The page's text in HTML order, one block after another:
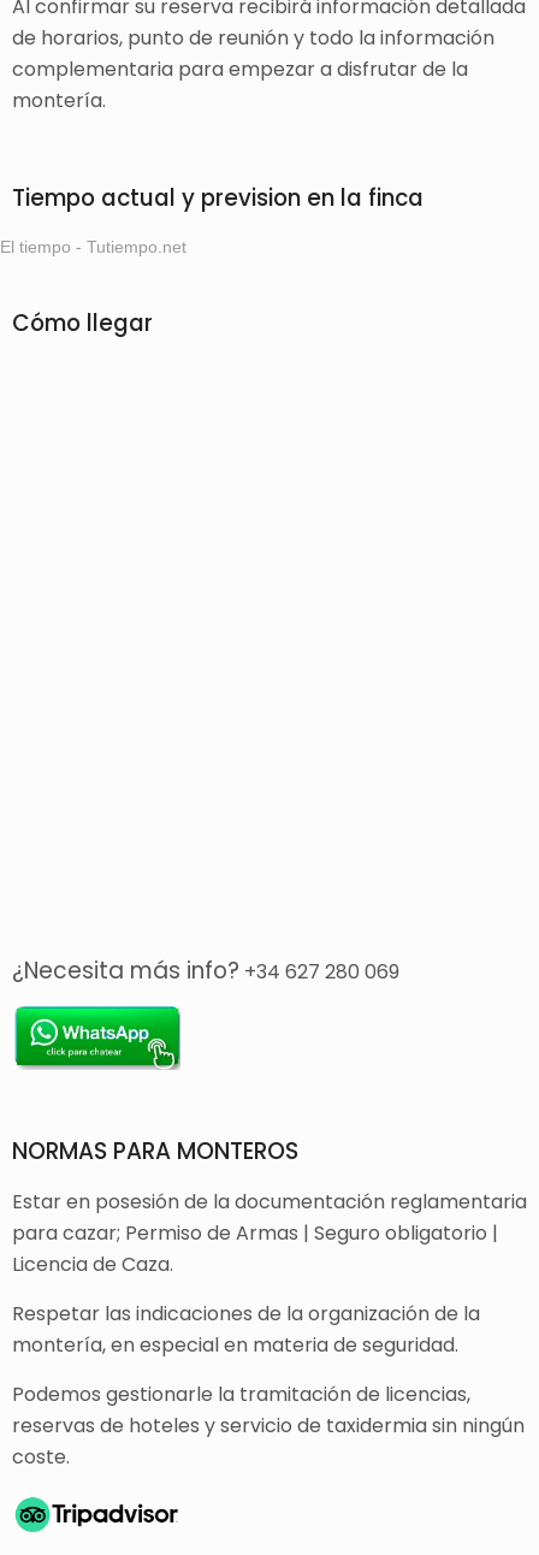
Al confirmar su reserva recibirá información detallada
de horarios, punto de reunión y todo la información
complementaria para empezar a disfrutar de la
montería.
Tiempo actual y prevision en la finca
El tiempo - Tutiempo.net
Cómo llegar
¿Necesita más info? +34 627 280 069
NORMAS PARA MONTEROS
Estar en posesión de la documentación reglamentaria
para cazar; Permiso de Armas | Seguro obligatorio |
Licencia de Caza.
Respetar las indicaciones de la organización de la
montería, en especial en materia de seguridad.
Podemos gestionarle la tramitación de licencias,
reservas de hoteles y servicio de taxidermia sin ningún
coste.